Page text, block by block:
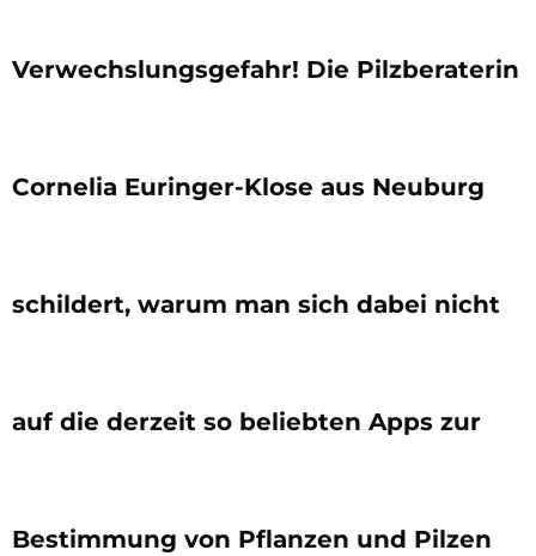
Verwechslungsgefahr! Die Pilzberaterin
Cornelia Euringer-Klose aus Neuburg
schildert, warum man sich dabei nicht
auf die derzeit so beliebten Apps zur
Bestimmung von Pflanzen und Pilzen